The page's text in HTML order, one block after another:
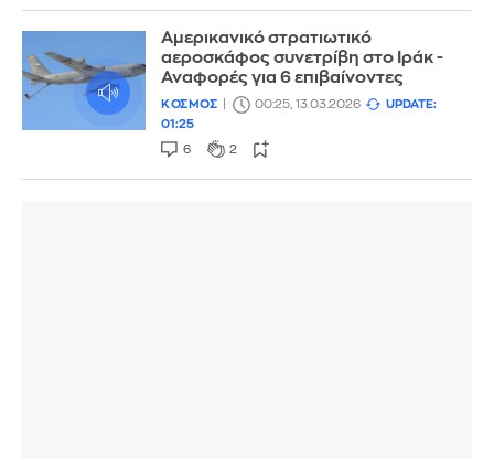
Αμερικανικό στρατιωτικό
αεροσκάφος συνετρίβη στο Ιράκ -
Αναφορές για 6 επιβαίνοντες
ΚΟΣΜΟΣ 00:25, 13.03.2026
UPDATE:
01:25
6 2